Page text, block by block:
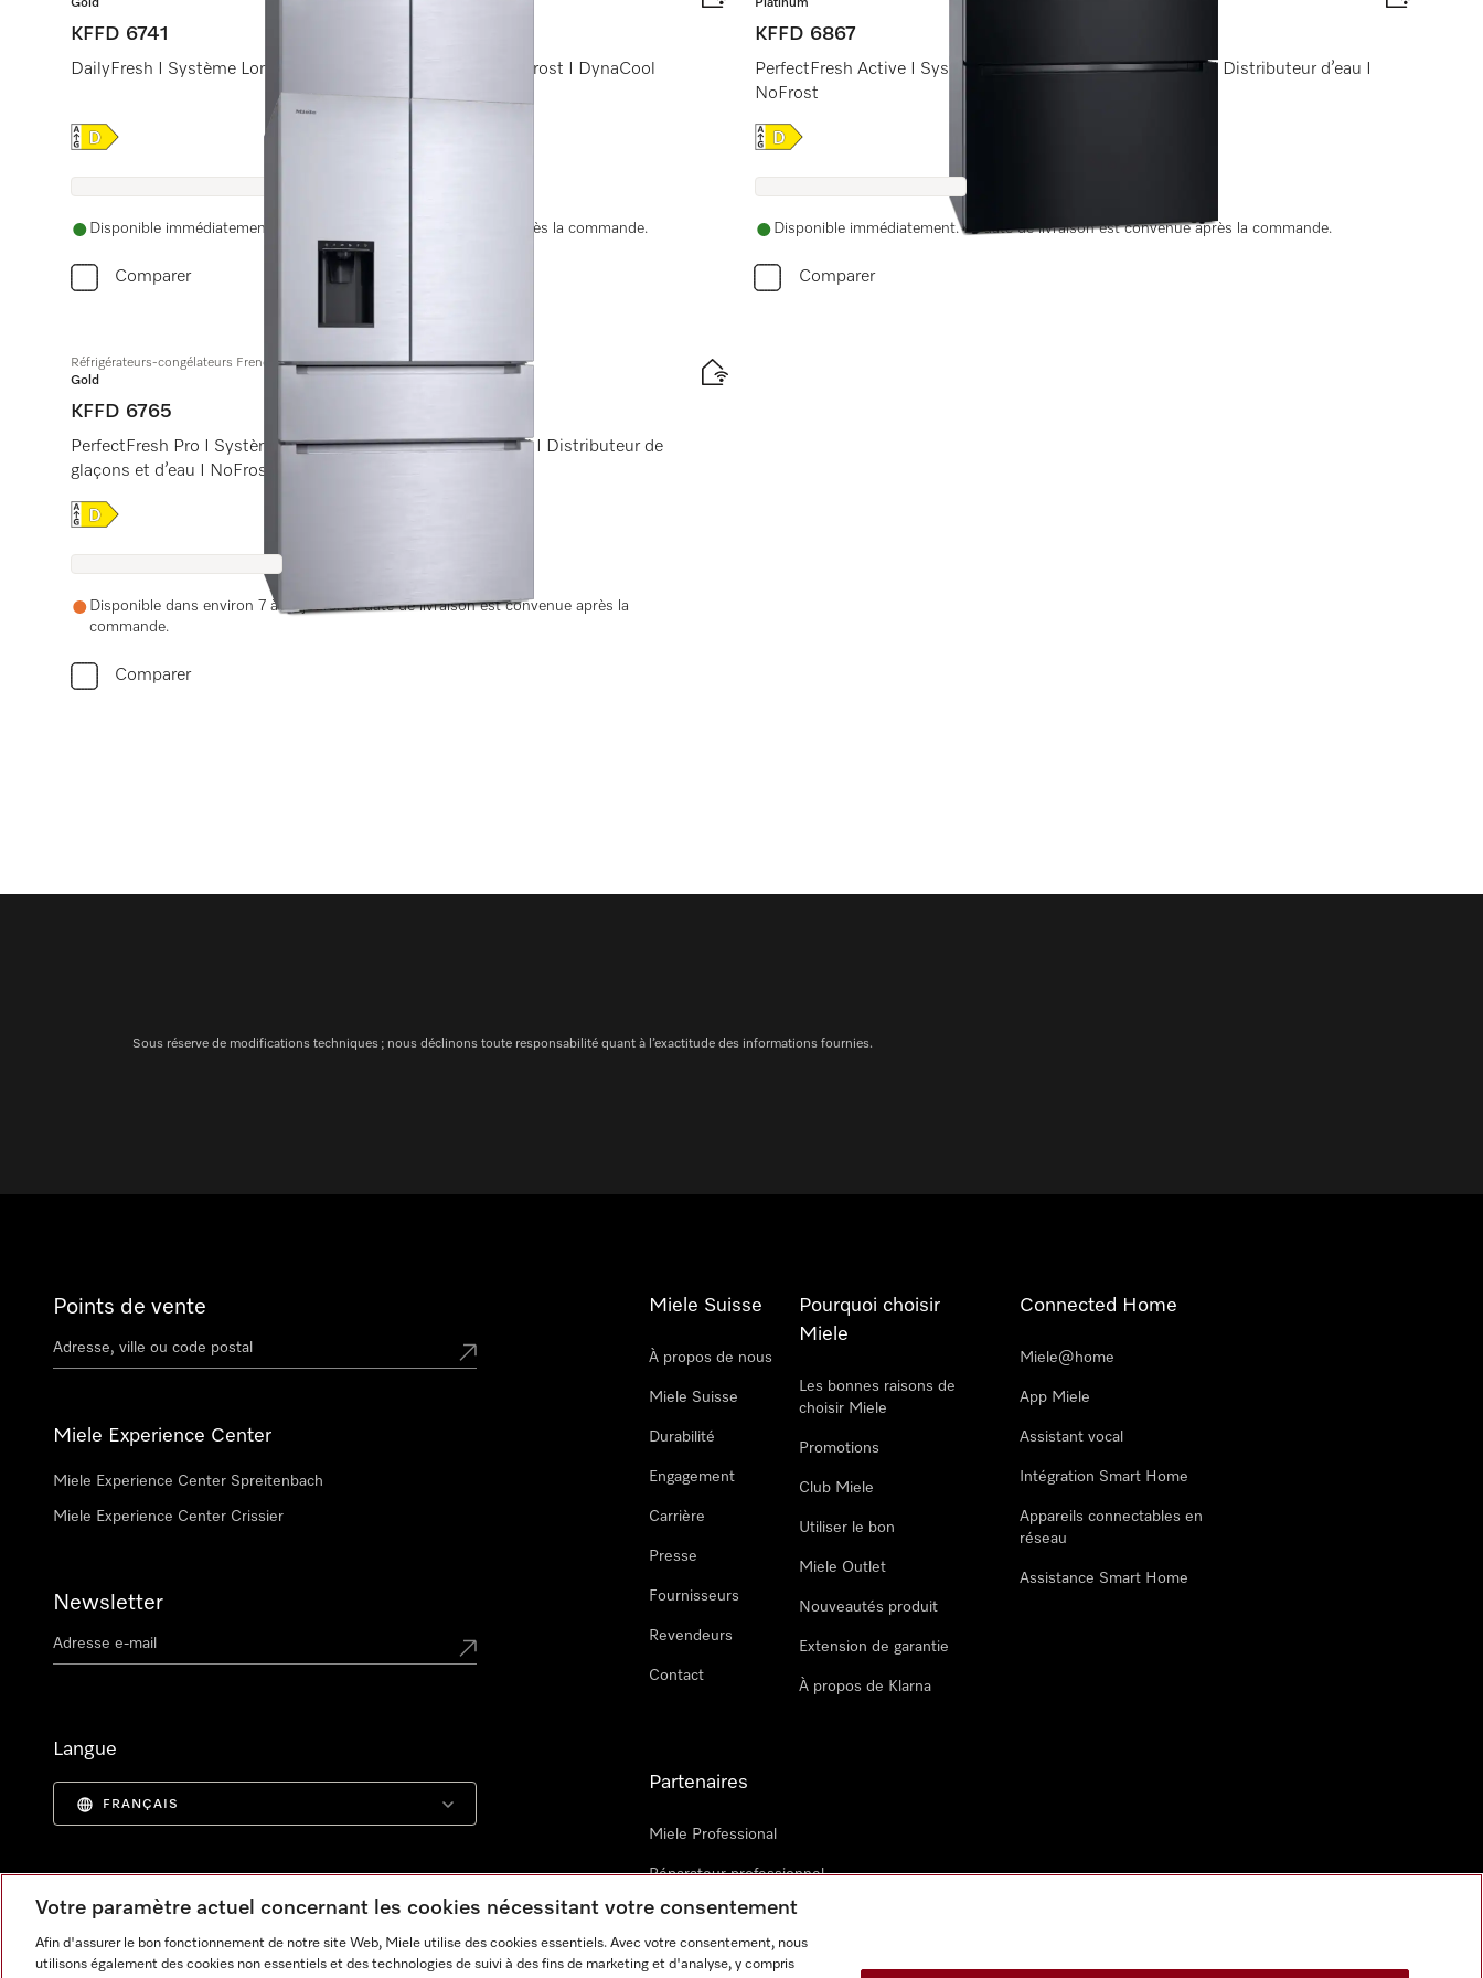
Gold
KFFD 6741
DailyFresh I Système Longlife AirClean I Freeze&Cool I NoFrost I DynaCool
Online Label Flag, Label énergétique
Disponible immédiatement. La date de livraison est convenue après la commande.
Comparer
Platinum
KFFD 6867
PerfectFresh Active I Système Longlife AirClean I IceMaker I Distributeur d’eau I
NoFrost
Online Label Flag, Label énergétique
Disponible immédiatement. La date de livraison est convenue après la commande.
Comparer
Réfrigérateurs-congélateurs FrenchDoor à pose libre
Gold
KFFD 6765
PerfectFresh Pro I Système Longlife AirClean I Freeze&Cool I Distributeur de
glaçons et d’eau I NoFrost
Online Label Flag, Label énergétique
Disponible dans environ 7 à 15 jours. La date de livraison est convenue après la
commande.
Comparer
Sous réserve de modifications techniques ; nous déclinons toute responsabilité quant à l’exactitude des informations fournies.
Points de vente
Miele Experience Center
Miele Experience Center Spreitenbach
Miele Experience Center Crissier
Newsletter
Langue
FRANÇAIS
Miele Suisse
À propos de nous
Miele Suisse
Durabilité
Engagement
Carrière
Presse
Fournisseurs
Revendeurs
Contact
Pourquoi choisir
Miele
Les bonnes raisons de
choisir Miele
Promotions
Club Miele
Utiliser le bon
Miele Outlet
Nouveautés produit
Extension de garantie
À propos de Klarna
Connected Home
Miele@home
App Miele
Assistant vocal
Intégration Smart Home
Appareils connectables en
réseau
Assistance Smart Home
Partenaires
Miele Professional
Réparateur professionnel
Miele Marine
Architectes & promoteurs
Votre paramètre actuel concernant les cookies nécessitant votre consentement
Afin d'assurer le bon fonctionnement de notre site Web, Miele utilise des cookies essentiels. Avec votre consentement, nous
utilisons également des cookies non essentiels et des technologies de suivi à des fins de marketing et d'analyse, y compris